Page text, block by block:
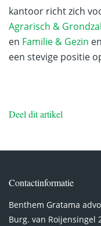
kantoor richt zich
Agrarisch &
en Familie & Gezin
een stevige positie
Deel dit artikel
Contactinformatie
Benthem Gratama
Burg. van Roijensingel